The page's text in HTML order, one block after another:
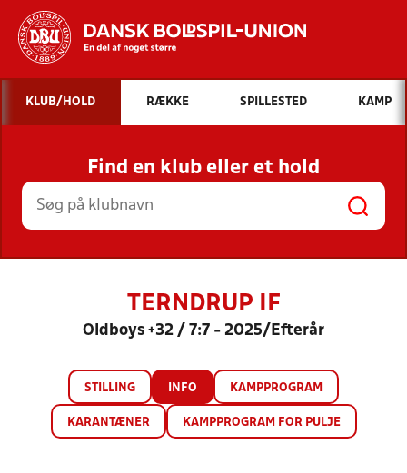
Hvad vil du søge efter?
INDHOLD OG NYHEDER
STILLINGER, RESULTATER, KLUBBER OG
HOLD
KLUB/HOLD RÆKKE SPILLESTED KAMP
Find en klub eller et hold
TERNDRUP IF
Oldboys +32 / 7:7 - 2025/Efterår
STILLING INFO KAMPPROGRAM
KARANTÆNER KAMPPROGRAM FOR PULJE